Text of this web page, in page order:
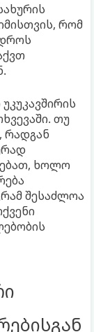
რომ
თუ
რადგან
ხოლო
შესაძლოა